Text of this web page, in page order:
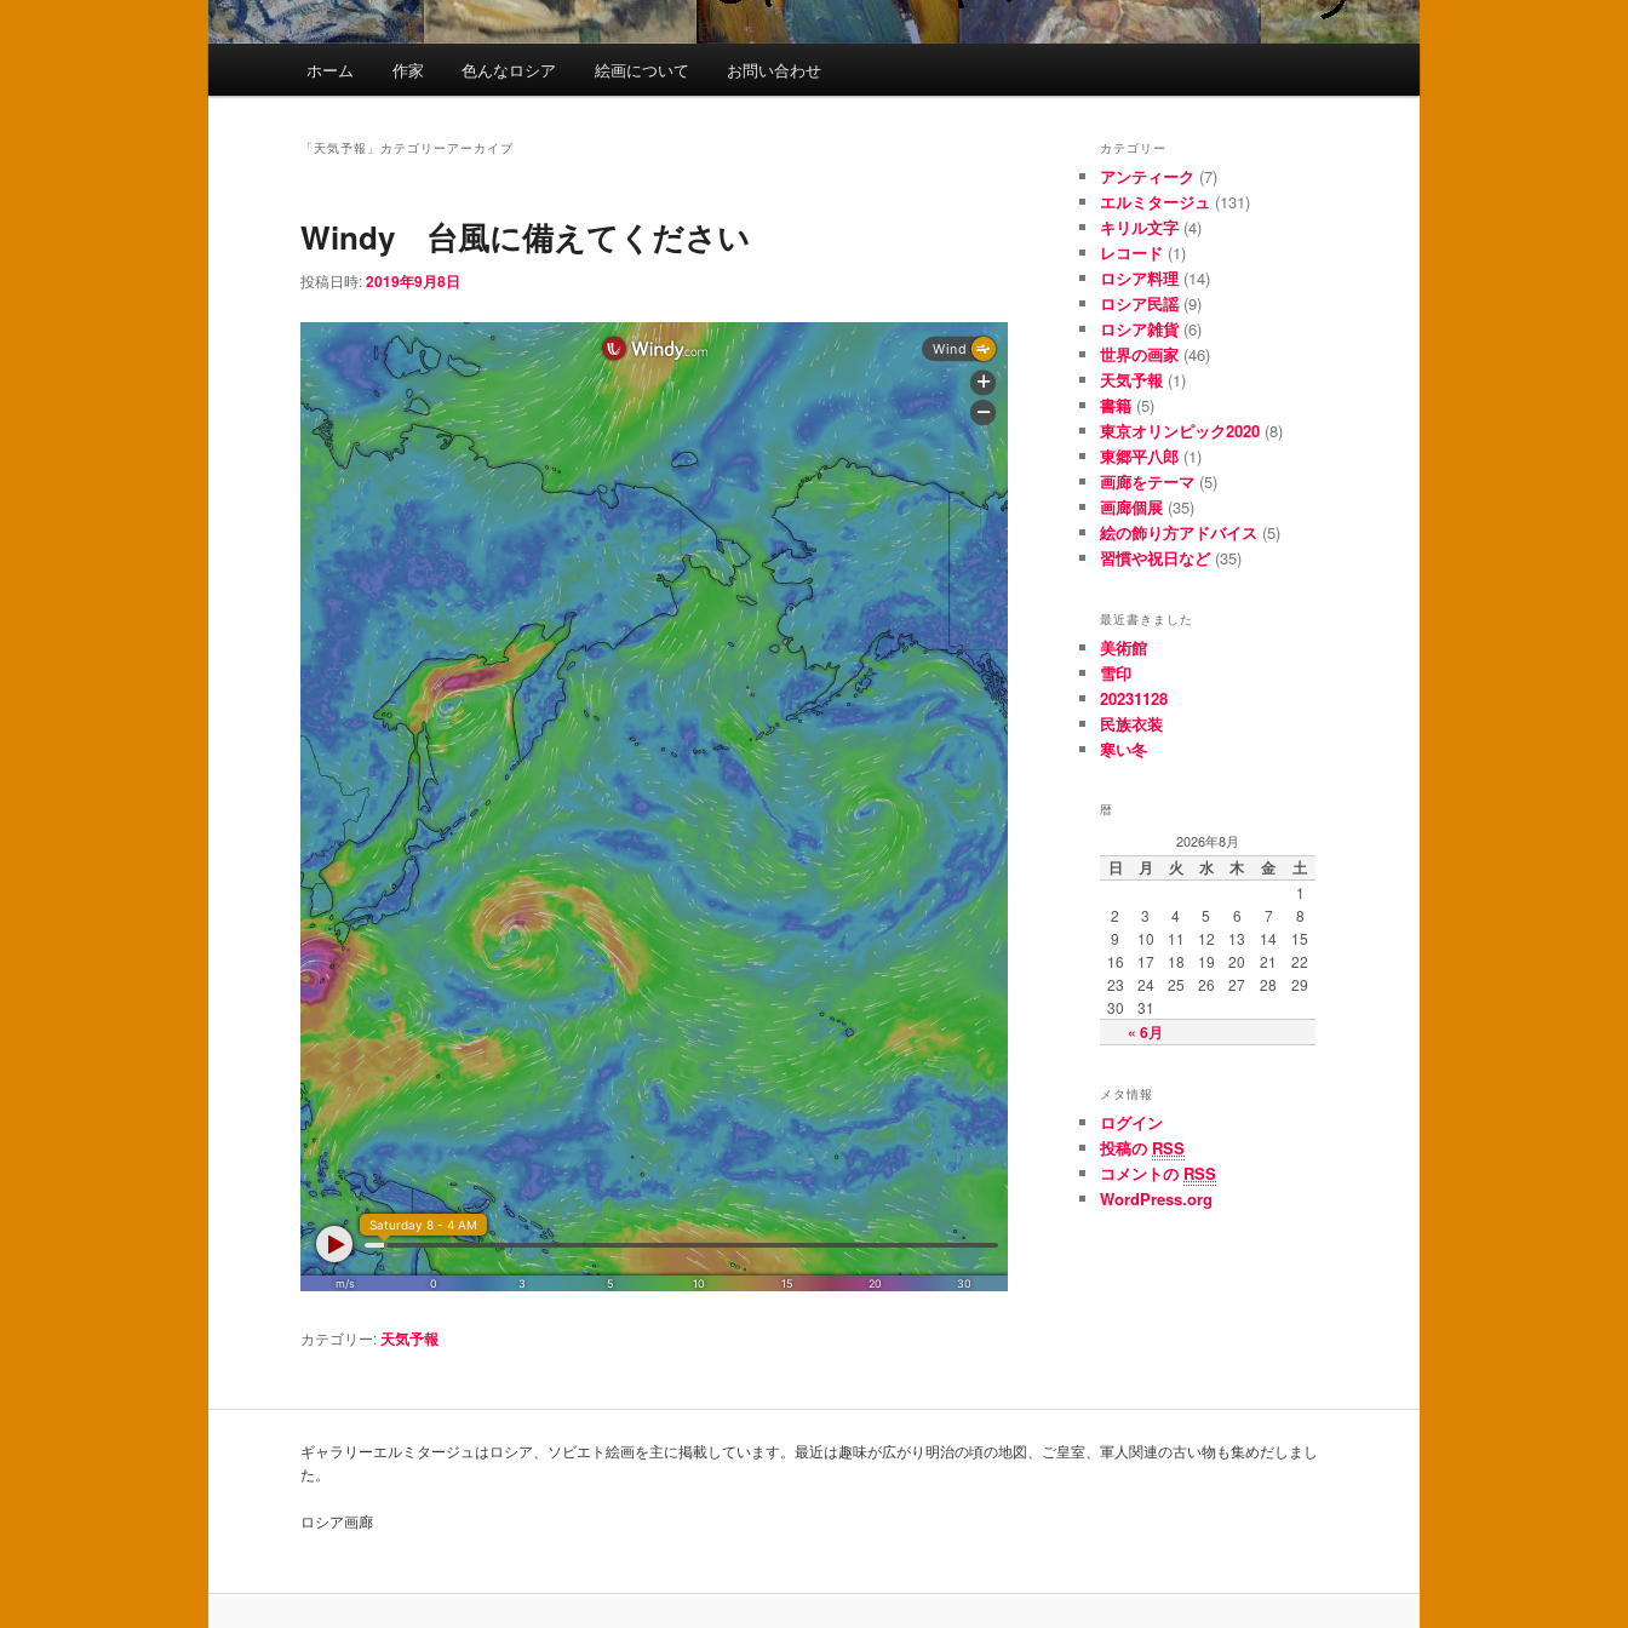
メ
コ
テ
ン
ツ
へ
移
動
サ
ン
ン
ツ
へ
移
動
ホーム 作家 色んなロシア 絵画について お問い合わせ
「 天気予報 」カテゴリーアーカイブ
Windy 台風に備えてください
投稿日時:2019年9月8日
カテゴリー: 天気予報
カテゴリー
アンティーク (7)
エルミタージュ (131)
キリル文字 (4)
レコード (1)
ロシア料理 (14)
ロシア民謡 (9)
ロシア雑貨(6)
世界の画家 (46)
天気予報 (1)
書籍 (5)
東京オリンピック2020 (8)
東郷平八郎 (1)
画廊をテーマ (5)
画廊個展 (35)
絵の飾り方アドバイス (5)
習慣や祝日など(35)
最近書きました
美術館
雪印
20231128
民族衣装
寒い冬
暦
2026年8月
日 月 火 水 木 金 土
« 6月
1
2
3 4 5 6 7
8
9
10 11 12 13 14
15
16
17 18 19 20 21
22
23
24 25 26 27 28
29
30
31
メタ情報
ログイン
投稿の RSS
コメントの RSS
WordPress.org
ギャラリーエルミタージュはロシア、ソビエト絵画を主に掲載しています。最近は趣味が広がり明治の頃の地図、ご皇室、軍人関連の古い物も集めだしまし
た。
ロシア画廊